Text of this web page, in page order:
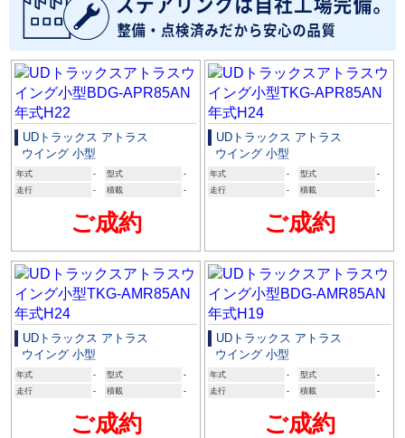
UDトラックス アトラス
ウイング 小型
年式 - 型式
-
走行
- 積載 -
ご成約
UDトラックス アトラス
ウイング 小型
年式 - 型式
-
走行
- 積載 -
ご成約
UDトラックス アトラス
ウイング 小型
年式 - 型式
-
走行
- 積載 -
ご成約
UDトラックス アトラス
ウイング 小型
年式 - 型式
-
走行
- 積載 -
ご成約